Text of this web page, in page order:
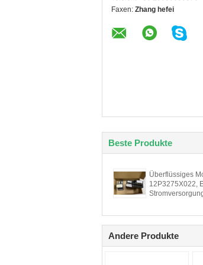
Faxen: Zhang hefei
Beste Produkte
Überflüssiges
12P3275X022,
Andere Produkte